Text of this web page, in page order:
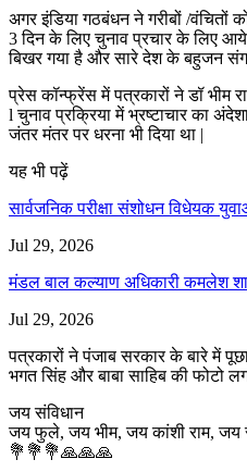
अगर इंडिया गठबंधन ने गरीबों /वंचितों
3 दिन के लिए चुनाव प्रचार के लिए
बिखर गया है और सारे देश के बहुजन
प्रेस कॉन्फ्रेंस में पत्रकारों ने डॉ भीम
l चुनाव प्रक्रिया में भ्रष्टाचार का
जंतर मंतर पर धरना भी दिया था |
यह भी पढ़ें
सार्वजनिक परीक्षा संशोधन विधेयक
Jul 29, 2026
मंडल बाल कल्याण अधिकारी कमलेश
Jul 29, 2026
पत्रकारों ने पंजाब सरकार के बारे में
भगत सिंह और बाबा साहिब की फोटो
जय संविधान
जय फुले, जय भीम, जय कांशी राम, जय
💐💐💐🙏🙏🙏